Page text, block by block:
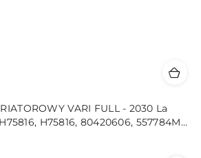
VARI FULL - 2030 La
H75816, 80420606, 557784M2,